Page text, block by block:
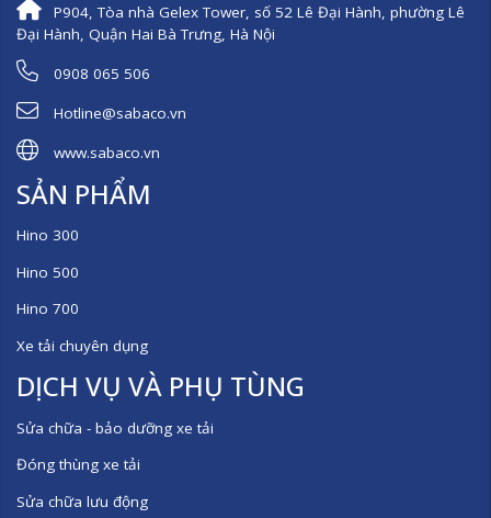
P904, Tòa nhà Gelex Tower, số 52 Lê Đại Hành, phường Lê
Đại Hành, Quận Hai Bà Trưng, Hà Nội
0908 065 506
Hotline@sabaco.vn
www.sabaco.vn
SẢN PHẨM
Hino 300
Hino 500
Hino 700
Xe tải chuyên dụng
DỊCH VỤ VÀ PHỤ TÙNG
Sửa chữa - bảo dưỡng xe tải
Đóng thùng xe tải
Sửa chữa lưu động